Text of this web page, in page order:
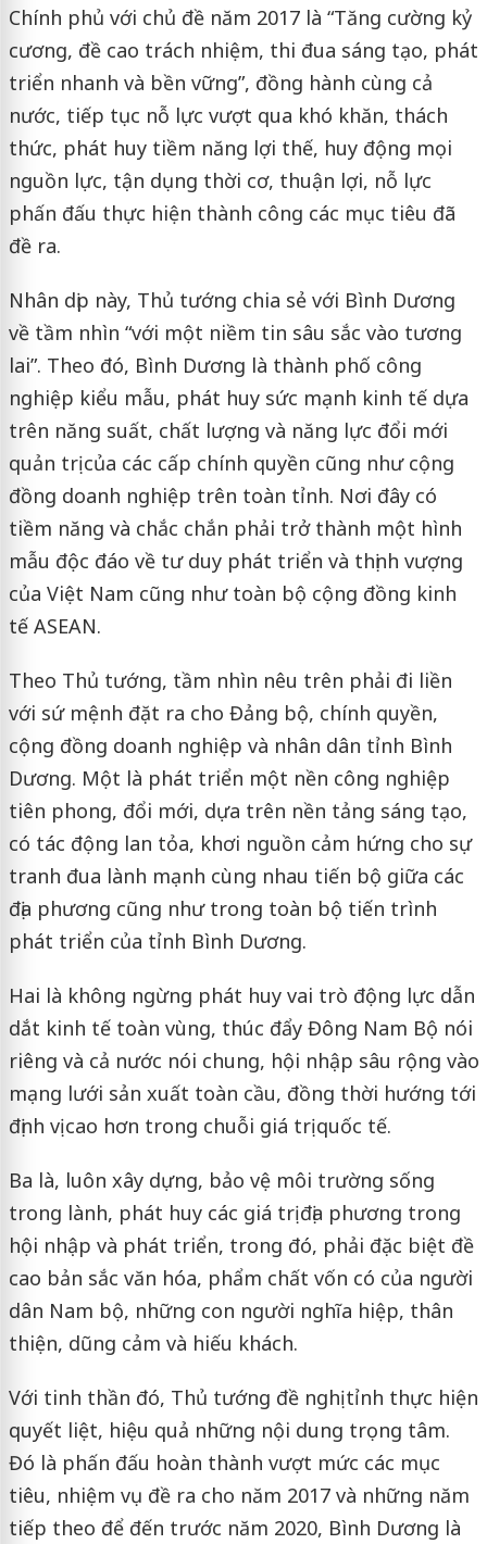
Chính phủ với chủ đề năm 2017 là “Tăng cường kỷ
cương, đề cao trách nhiệm, thi đua sáng tạo, phát
triển nhanh và bền vững”, đồng hành cùng cả
nước, tiếp tục nỗ lực vượt qua khó khăn, thách
thức, phát huy tiềm năng lợi thế, huy động mọi
nguồn lực, tận dụng thời cơ, thuận lợi, nỗ lực
phấn đấu thực hiện thành công các mục tiêu đã
đề ra.
Nhân dịp này, Thủ tướng chia sẻ với Bình Dương
về tầm nhìn “với một niềm tin sâu sắc vào tương
lai”. Theo đó, Bình Dương là thành phố công
nghiệp kiểu mẫu, phát huy sức mạnh kinh tế dựa
trên năng suất, chất lượng và năng lực đổi mới
quản trị của các cấp chính quyền cũng như cộng
đồng doanh nghiệp trên toàn tỉnh. Nơi đây có
tiềm năng và chắc chắn phải trở thành một hình
mẫu độc đáo về tư duy phát triển và thịnh vượng
của Việt Nam cũng như toàn bộ cộng đồng kinh
tế ASEAN.
Theo Thủ tướng, tầm nhìn nêu trên phải đi liền
với sứ mệnh đặt ra cho Đảng bộ, chính quyền,
cộng đồng doanh nghiệp và nhân dân tỉnh Bình
Dương. Một là phát triển một nền công nghiệp
tiên phong, đổi mới, dựa trên nền tảng sáng tạo,
có tác động lan tỏa, khơi nguồn cảm hứng cho sự
tranh đua lành mạnh cùng nhau tiến bộ giữa các
địa phương cũng như trong toàn bộ tiến trình
phát triển của tỉnh Bình Dương.
Hai là không ngừng phát huy vai trò động lực dẫn
dắt kinh tế toàn vùng, thúc đẩy Đông Nam Bộ nói
riêng và cả nước nói chung, hội nhập sâu rộng vào
mạng lưới sản xuất toàn cầu, đồng thời hướng tới
định vị cao hơn trong chuỗi giá trị quốc tế.
Ba là, luôn xây dựng, bảo vệ môi trường sống
trong lành, phát huy các giá trị địa phương trong
hội nhập và phát triển, trong đó, phải đặc biệt đề
cao bản sắc văn hóa, phẩm chất vốn có của người
dân Nam bộ, những con người nghĩa hiệp, thân
thiện, dũng cảm và hiếu khách.
Với tinh thần đó, Thủ tướng đề nghị tỉnh thực hiện
quyết liệt, hiệu quả những nội dung trọng tâm.
Đó là phấn đấu hoàn thành vượt mức các mục
tiêu, nhiệm vụ đề ra cho năm 2017 và những năm
tiếp theo để đến trước năm 2020, Bình Dương là